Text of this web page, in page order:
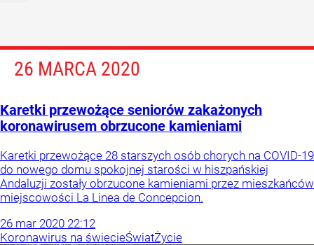
26 MARCA 2020
Karetki przewożące seniorów zakażonych
koronawirusem obrzucone kamieniami
Karetki przewożące 28 starszych osób chorych na COVID-19
do nowego domu spokojnej starości w hiszpańskiej
Andaluzji zostały obrzucone kamieniami przez mieszkańców
miejscowości La Linea de Concepcion.
26 mar 2020 22:12
Koronawirus na świecieŚwiatŻycie